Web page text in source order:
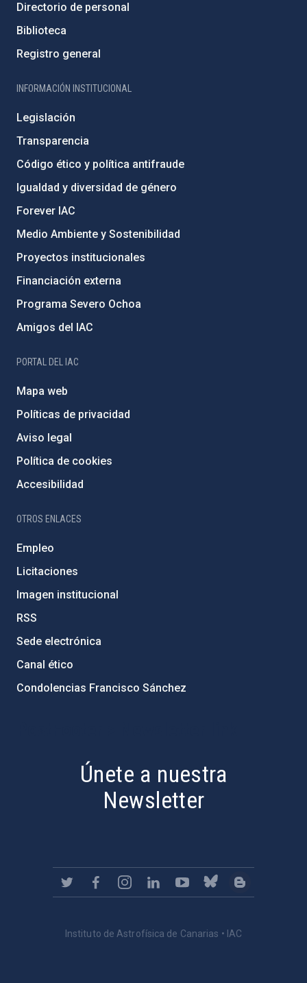
Directorio de personal
Biblioteca
Registro general
INFORMACIÓN INSTITUCIONAL
Legislación
Transparencia
Código ético y política antifraude
Igualdad y diversidad de género
Forever IAC
Medio Ambiente y Sostenibilidad
Proyectos institucionales
Financiación externa
Programa Severo Ochoa
Amigos del IAC
PORTAL DEL IAC
Mapa web
Políticas de privacidad
Aviso legal
Política de cookies
Accesibilidad
OTROS ENLACES
Empleo
Licitaciones
Imagen institucional
RSS
Sede electrónica
Canal ético
Condolencias Francisco Sánchez
Únete a nuestra
Newsletter
Instituto de Astrofísica de Canarias • IAC